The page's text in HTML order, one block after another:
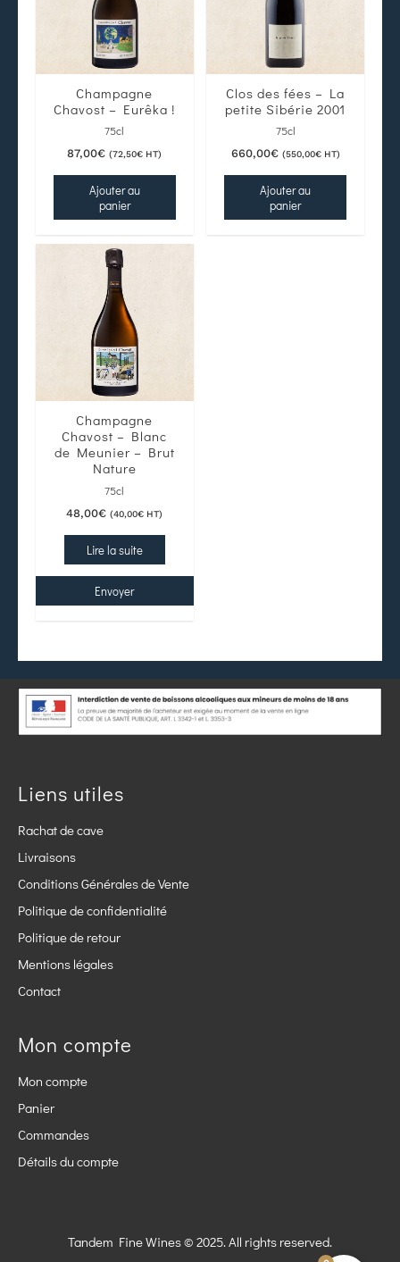
Champagne
Chavost – Eurêka !
75cl
87,00€ (72,50€ HT)
Ajouter au
panier
Clos des fées – La
petite Sibérie 2001
75cl
660,00€ (550,00€HT)
Ajouter au
panier
Champagne
Chavost – Blanc
de Meunier – Brut
Nature
75cl
48,00€ (40,00€ HT)
Lire la suite
Envoyer
Liens utiles
Rachat de cave
Livraisons
Conditions Générales de Vente
Politique de confidentialité
Politique de retour
Mentions légales
Contact
Mon compte
Mon compte
Panier
Commandes
Détails du compte
Tandem Fine Wines © 2025. All rights reserved.